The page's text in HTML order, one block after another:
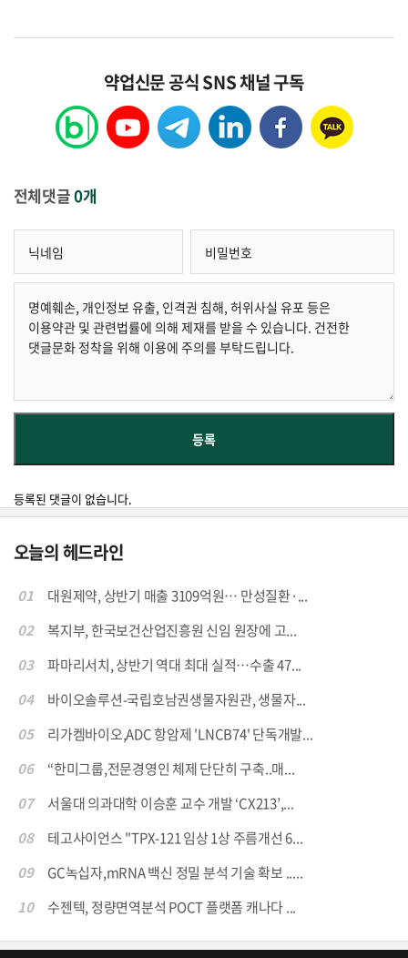
약업신문 공식 SNS 채널 구독
전체댓글0개
등록된 댓글이 없습니다.
오늘의 헤드라인
01
대원제약, 상반기 매출 3109억원… 만성질환·...
02
복지부, 한국보건산업진흥원 신임 원장에 고...
03
파마리서치, 상반기 역대 최대 실적…수출 47...
04
바이오솔루션-국립호남권생물자원관, 생물자...
05
리가켐바이오,ADC 항암제 'LNCB74' 단독개발...
06
“한미그룹,전문경영인 체제 단단히 구축..매...
07
서울대 의과대학 이승훈 교수 개발 ‘CX213’,...
08
테고사이언스 "TPX-121 임상 1상 주름개선 6...
09
GC녹십자,mRNA 백신 정밀 분석 기술 확보 .....
10
수젠텍, 정량면역분석 POCT 플랫폼 캐나다 ...